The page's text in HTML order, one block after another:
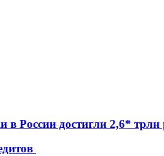
России достигли 2,6*